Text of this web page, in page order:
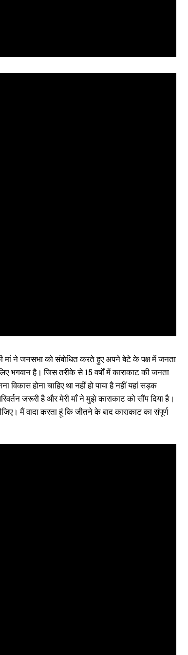
मां ने जनसभा को संबोधित करते हुए अपने बेटे के पक्ष में जनता
भगवान है। जिस तरीके से 15 वर्षों में काराकाट की जनता
विकास होना चाहिए था नहीं हो पाया है नहीं यहां सड़क
जरूरी है और मेरी माँ ने मुझे काराकाट को सौंप दिया है।
मैं वादा करता हूं कि जीतने के बाद काराकाट का संपूर्ण